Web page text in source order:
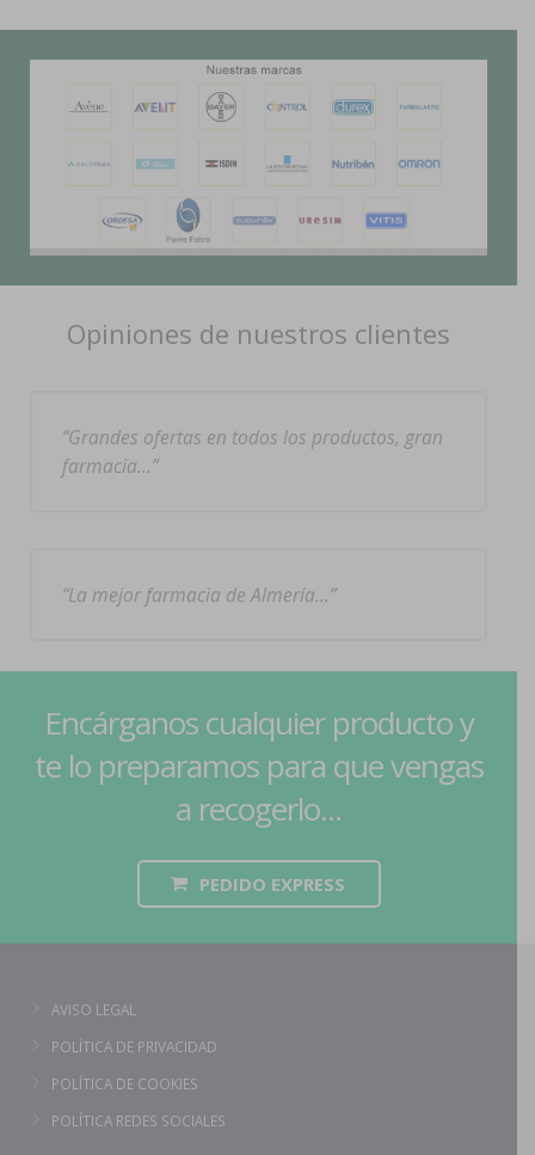
Opiniones de nuestros clientes
Grandes ofertas en todos los productos, gran
farmacia…
La mejor farmacia de Almería…
Encárganos cualquier producto y
te lo preparamos para que vengas
a recogerlo...
PEDIDO EXPRESS
AVISO LEGAL
POLÍTICA DE PRIVACIDAD
POLÍTICA DE COOKIES
POLÍTICA REDES SOCIALES